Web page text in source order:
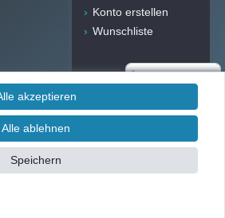
Konto erstellen
Wunschliste
akzeptieren
Alle ablehnen
Speichern
Durch IT-Recht